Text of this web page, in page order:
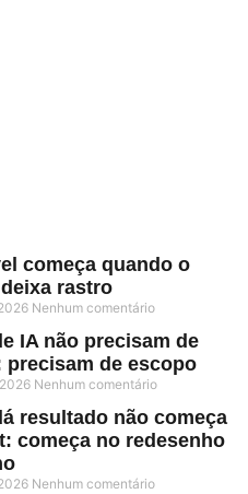
começa quando o
rastro
Nenhum comentário
IA não precisam de
precisam de escopo
Nenhum comentário
resultado não começa
começa no redesenho
Nenhum comentário